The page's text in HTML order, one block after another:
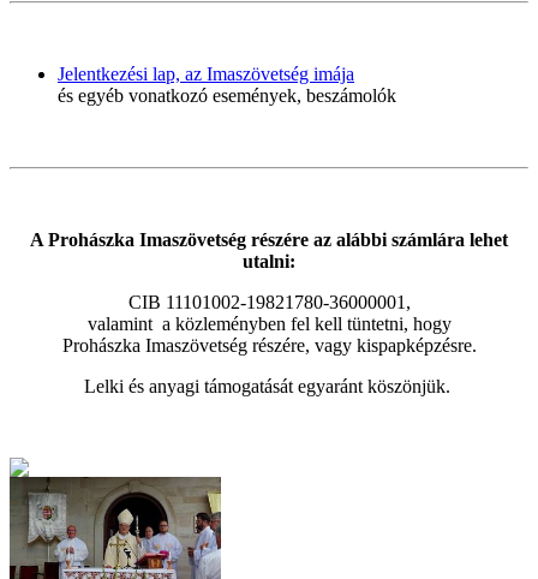
Jelentkezési lap, az Imaszövetség imája
és egyéb vonatkozó események, beszámolók
A Prohászka Imaszövetség részére az alábbi számlára lehet
utalni:
CIB 11101002-19821780-36000001,
valamint a közleményben fel kell tüntetni, hogy
Prohászka Imaszövetség részére, vagy kispapképzésre.
Lelki és anyagi támogatását egyaránt köszönjük.